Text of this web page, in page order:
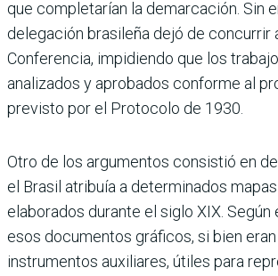
que completarían la demarcación. Sin
delegación brasileña dejó de concurrir
Conferencia, impidiendo que los
analizados y aprobados conforme al
previsto por el Protocolo de 1930.
Otro de los argumentos consistió en
el Brasil atribuía a determinados
elaborados durante el siglo XIX. Según
esos documentos gráficos, si bien
instrumentos auxiliares, útiles para